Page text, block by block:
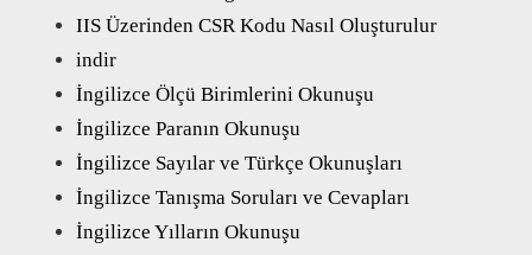
IIS Üzerinden CSR Kodu Nasıl Oluşturulur
indir
İngilizce Ölçü Birimlerini Okunuşu
İngilizce Paranın Okunuşu
İngilizce Sayılar ve Türkçe Okunuşları
İngilizce Tanışma Soruları ve Cevapları
İngilizce Yılların Okunuşu